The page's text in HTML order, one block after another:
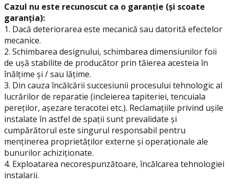
Cazul nu este recunoscut ca o garanție (și scoate
garanția):
1. Dacă deteriorarea este mecanică sau datorită efectelor
mecanice.
2. Schimbarea designului, schimbarea dimensiunilor foii
de ușă stabilite de producător prin tăierea acesteia în
înălțime și / sau lățime.
3. Din cauza încălcării succesiunii procesului tehnologic al
lucrărilor de reparatie (incleierea tapiteriei, tencuiala
pereților, așezare teracotei etc.). Reclamațiile privind ușile
instalate în astfel de spații sunt prevalidate și
cumpărătorul este singurul responsabil pentru
menținerea proprietăților externe și operaționale ale
bunurilor achiziționate.
4. Exploatarea necorespunzătoare, încălcarea tehnologiei
instalarii.